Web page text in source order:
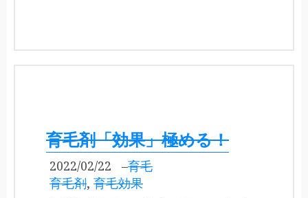
育毛剤「効果」極める！
2022/02/22 –育毛
育毛剤, 育毛効果